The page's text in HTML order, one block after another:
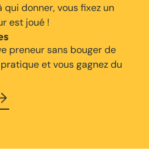
qui donner, vous fixez un
est joué !
preneur sans bouger de
et vous gagnez du